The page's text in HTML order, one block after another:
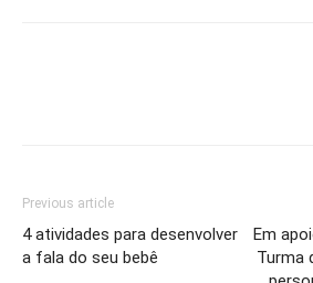
Previous article
4 atividades para desenvolver
a fala do seu bebê
Em
Turma